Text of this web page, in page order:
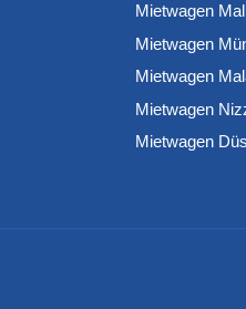
Mietwagen
Mietwagen
Mietwagen
Mietwagen
Mietwagen